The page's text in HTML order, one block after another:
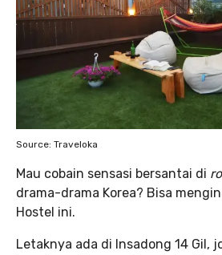
Source: Traveloka
Mau cobain sensasi bersantai di
drama-drama Korea? Bisa
Hostel ini.
Letaknya ada di Insadong 14 Gil,